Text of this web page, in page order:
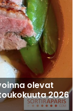
olevat
2026